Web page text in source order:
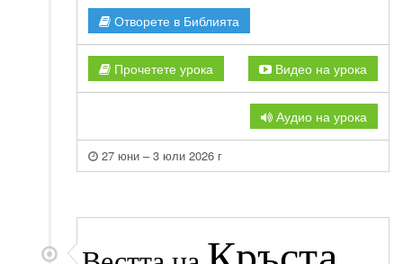
Отворете в Библията
Прочетете урока Видео на урока
Аудио на урока
27 юни – 3 юли 2026 г